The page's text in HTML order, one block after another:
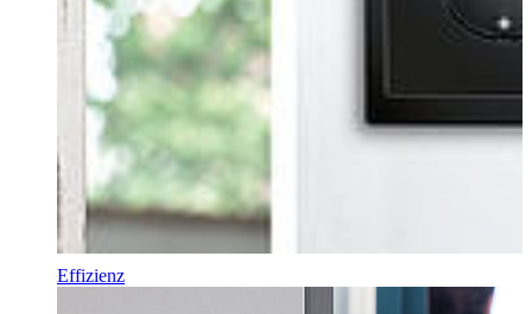
Effizienz